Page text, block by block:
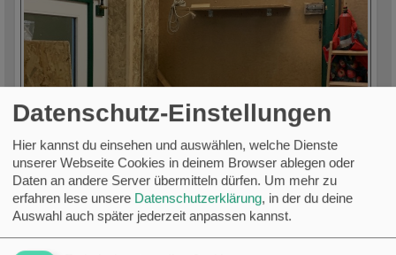
Datenschutz-Einstellungen
Hier kannst du einsehen und auswählen, welche Dienste
unserer Webseite Cookies in deinem Browser ablegen oder
Daten an andere Server übermitteln dürfen. Um mehr zu
erfahren lese unsere Datenschutzerklärung, in der du deine
Auswahl auch später jederzeit anpassen kannst.